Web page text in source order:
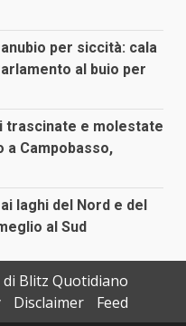
per siccità: cala
al buio per
trascinate e molestate
a Campobasso,
laghi del Nord e del
al Sud
di Blitz Quotidiano
Disclaimer Feed